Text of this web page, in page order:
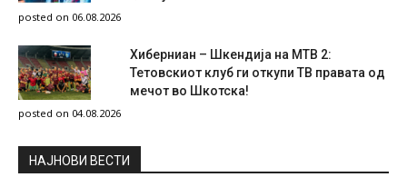
posted on 06.08.2026
Хиберниан – Шкендија на МТВ 2:
Тетовскиот клуб ги откупи ТВ правата од
мечот во Шкотска!
posted on 04.08.2026
НAЈНОВИ ВЕСТИ